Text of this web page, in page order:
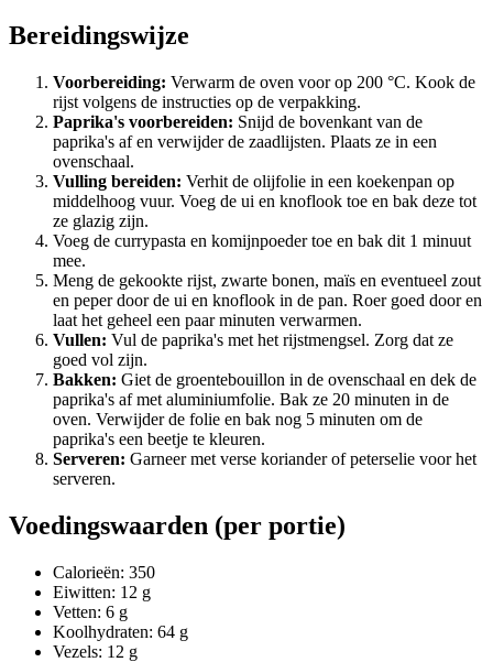
Bereidingswijze
Voorbereiding: Verwarm de oven voor op 200 °C. Kook de
rijst volgens de instructies op de verpakking.
Paprika's voorbereiden: Snijd de bovenkant van de
paprika's af en verwijder de zaadlijsten. Plaats ze in een
ovenschaal.
Vulling bereiden: Verhit de olijfolie in een koekenpan op
middelhoog vuur. Voeg de ui en knoflook toe en bak deze tot
ze glazig zijn.
Voeg de currypasta en komijnpoeder toe en bak dit 1 minuut
mee.
Meng de gekookte rijst, zwarte bonen, maïs en eventueel zout
en peper door de ui en knoflook in de pan. Roer goed door en
laat het geheel een paar minuten verwarmen.
Vullen: Vul de paprika's met het rijstmengsel. Zorg dat ze
goed vol zijn.
Bakken: Giet de groentebouillon in de ovenschaal en dek de
paprika's af met aluminiumfolie. Bak ze 20 minuten in de
oven. Verwijder de folie en bak nog 5 minuten om de
paprika's een beetje te kleuren.
Serveren: Garneer met verse koriander of peterselie voor het
serveren.
Voedingswaarden (per portie)
Calorieën: 350
Eiwitten: 12 g
Vetten: 6 g
Koolhydraten: 64 g
Vezels: 12 g